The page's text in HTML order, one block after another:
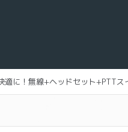
適に！無線+ヘッドセット+PTTス